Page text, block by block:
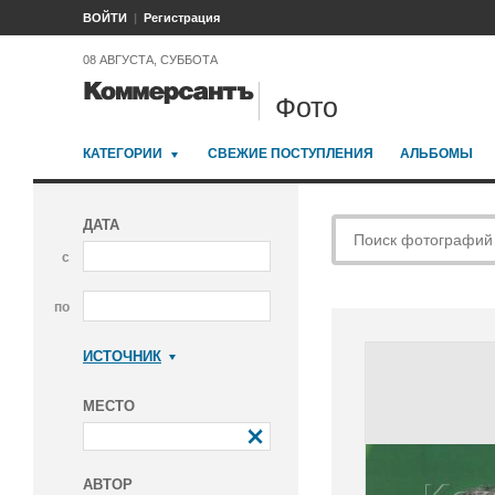
ВОЙТИ Регистрация
08 АВГУСТА, СУББОТА
Фото
КАТЕГОРИИ СВЕЖИЕ ПОСТУПЛЕНИЯ АЛЬБОМЫ
ДАТА
с
по
ИСТОЧНИК
МЕСТО
АВТОР